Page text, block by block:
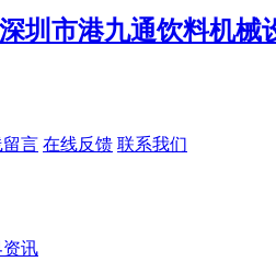
言 在线反馈 联系我们
资讯